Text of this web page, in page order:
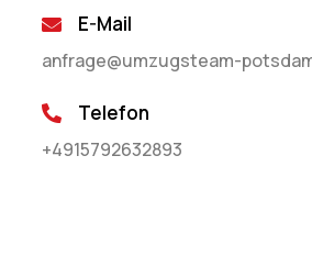
E-Mail
anfrage@umzugsteam-
Telefon
+4915792632893